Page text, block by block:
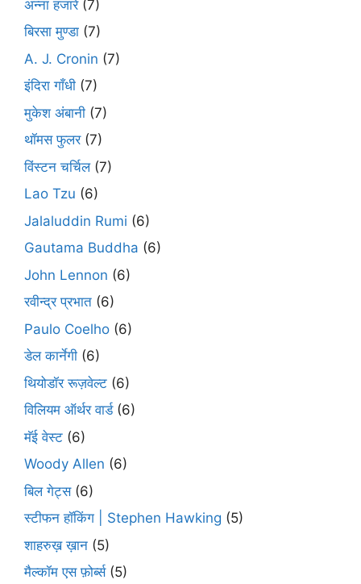
अन्ना हजारे(7)
बिरसा मुण्डा (7)
A. J. Cronin (7)
इंदिरा गाँधी (7)
मुकेश अंबानी (7)
थॉमस फुलर(7)
विंस्टन चर्चिल(7)
Lao Tzu (6)
Jalaluddin Rumi (6)
Gautama Buddha (6)
John Lennon (6)
रवीन्द्र प्रभात (6)
Paulo Coelho (6)
डेल कार्नेगी (6)
थियोडॉर रूज़वेल्ट (6)
विलियम ऑर्थर वार्ड(6)
मॅई वेस्ट (6)
Woody Allen (6)
बिल गेट्स(6)
स्टीफन हॉकिंग | Stephen Hawking (5)
शाहरुख़ ख़ान (5)
मैल्कॉम एस फ़ोर्ब्स(5)